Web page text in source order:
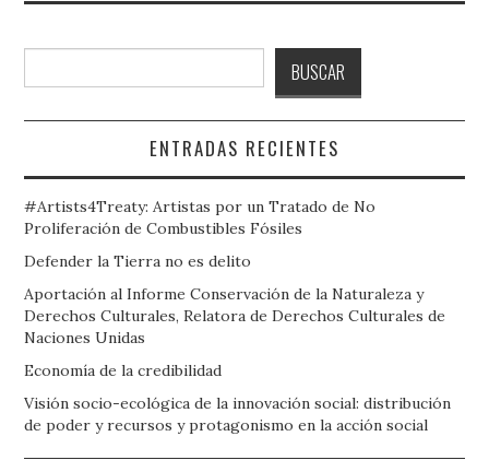
BUSCAR
ENTRADAS RECIENTES
#Artists4Treaty: Artistas por un Tratado de No
Proliferación de Combustibles Fósiles
Defender la Tierra no es delito
Aportación al Informe Conservación de la Naturaleza y
Derechos Culturales, Relatora de Derechos Culturales de
Naciones Unidas
Economía de la credibilidad
Visión socio-ecológica de la innovación social: distribución
de poder y recursos y protagonismo en la acción social